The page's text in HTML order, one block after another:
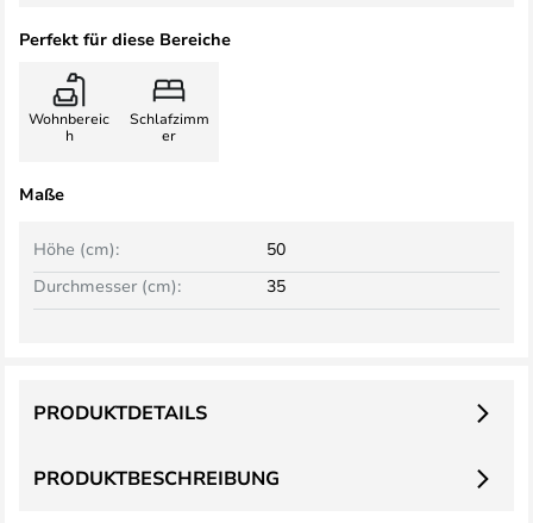
Perfekt für diese Bereiche
Wohnbereic
h
Schlafzimm
er
Maße
Höhe (cm):
50
Durchmesser (cm):
35
PRODUKTBESCHREIBUNG
PRODUKTDETAILS